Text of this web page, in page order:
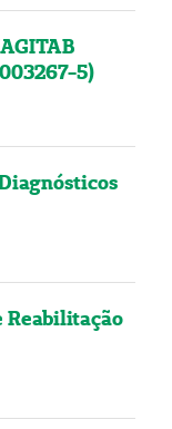
5)
Reabilitação